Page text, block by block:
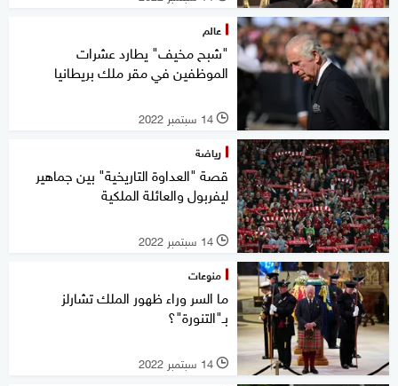
عالم
"شبح مخيف" يطارد عشرات
الموظفين في مقر ملك بريطانيا
l 14 سبتمبر 2022
رياضة
قصة "العداوة التاريخية" بين جماهير
ليفربول والعائلة الملكية
l 14 سبتمبر 2022
منوعات
ما السر وراء ظهور الملك تشارلز
بـ"التنورة"؟
l 14 سبتمبر 2022